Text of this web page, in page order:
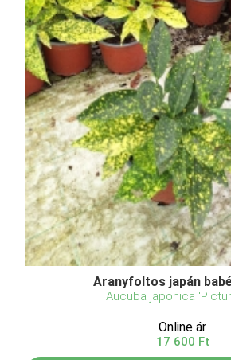
Aranyfoltos japán
Aucuba japonica
Online ár
17 600 Ft